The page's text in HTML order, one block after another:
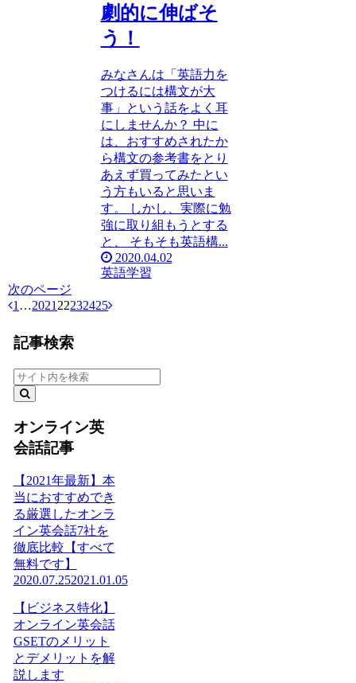
劇的に伸ばそ
う！
みなさんは「英語力を
つけるには構文が大
事」という話をよく耳
にしませんか？ 中に
は、おすすめされたか
ら構文の参考書をとり
あえず買ってみたとい
う方もいると思いま
す。 しかし、実際に勉
強に取り組もうとする
と、 そもそも英語構...
2020.04.02
英語学習
次のページ
1 …2021 22232425
記事検索
オンライン英
会話記事
【2021年最新】本
当におすすめでき
る厳選したオンラ
イン英会話7社を
徹底比較【すべて
無料です】
2020.07.252021.01.05
【ビジネス特化】
オンライン英会話
GSETのメリット
とデメリットを解
説します